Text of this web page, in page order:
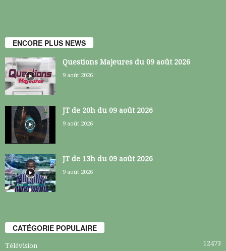
ENCORE PLUS NEWS
Questions Majeures du 09 août 2026
9 août 2026
JT de 20h du 09 août 2026
9 août 2026
JT de 13h du 09 août 2026
9 août 2026
CATÉGORIE POPULAIRE
Télévision 12473